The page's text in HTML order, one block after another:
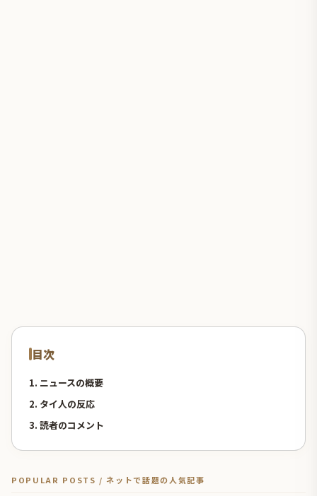
目次
1. ニュースの概要
2. タイ人の反応
3. 読者のコメント
POPULAR POSTS / ネットで話題の人気記事